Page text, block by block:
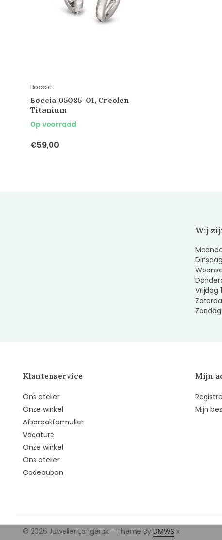
Boccia
Boccia 05085-01, Creolen
Titanium
Op voorraad
€59,00
Wij
Vrijdag
Zondag
Klantenservice
Ons atelier
Onze winkel
Afspraakformulier
Vacature
Onze winkel
Ons atelier
Cadeaubon
Mijn
Mijn
© 2026 Juwelier Langerak - Theme By DMWS x